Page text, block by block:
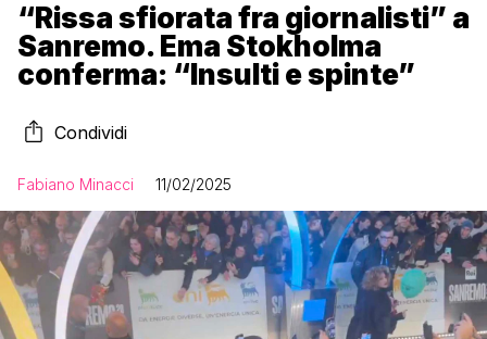
“Rissa sfiorata fra giornalisti” a
Sanremo. Ema Stokholma
conferma: “Insulti e spinte”
Condividi
Fabiano Minacci 11/02/2025